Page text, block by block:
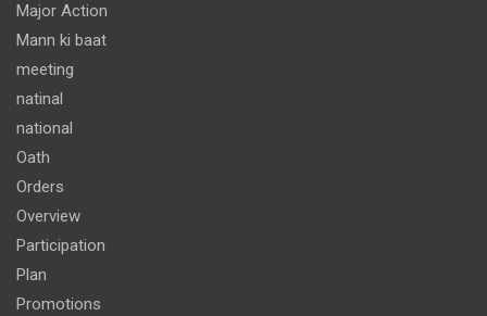
Major Action
Mann ki baat
meeting
natinal
national
Oath
Orders
Overview
Participation
Plan
Promotions